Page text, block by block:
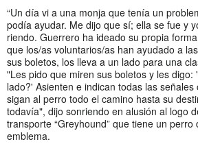
“Un día vi a una monja que tenía un
podía ayudar. Me dijo que sí; ella se fue y
riendo. Guerrero ha ideado su propia
que los/as voluntarios/as han ayudado a
sus boletos, los lleva a un lado para una
"Les pido que miren sus boletos y les digo:
lado?' Asienten e indican todas las
sigan al perro todo el camino hasta su
todavía", dijo sonriendo en alusión al logo
transporte “Greyhound” que tiene un
emblema.